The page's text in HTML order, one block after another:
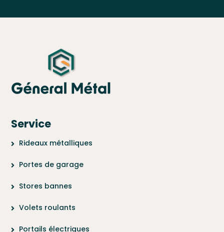
Service
Rideaux métalliques
Portes de garage
Stores bannes
Volets roulants
Portails électriques